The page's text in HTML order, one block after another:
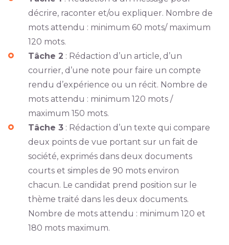
décrire, raconter et/ou expliquer. Nombre de
mots attendu : minimum 60 mots/ maximum
120 mots.
Tâche 2 : Rédaction d’un article, d’un
courrier, d’une note pour faire un compte
rendu d’expérience ou un récit. Nombre de
mots attendu : minimum 120 mots /
maximum 150 mots.
Tâche 3: Rédaction d’un texte qui compare
deux points de vue portant sur un fait de
société, exprimés dans deux documents
courts et simples de 90 mots environ
chacun. Le candidat prend position sur le
thème traité dans les deux documents.
Nombre de mots attendu : minimum 120 et
180 mots maximum.